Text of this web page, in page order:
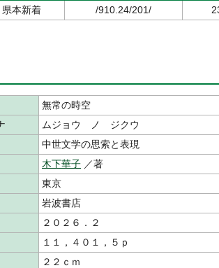
県本新着 /910.24/201/
無常の時空
ムジョウ ノ ジクウ
中世文学の思索と表現
木下華子 ／著
東京
岩波書店
２０２６．２
１１，４０１，５ｐ
２２ｃｍ